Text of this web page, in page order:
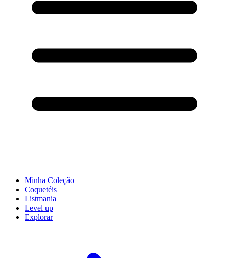
Minha Coleção
Coquetéis
Listmania
Level up
Explorar